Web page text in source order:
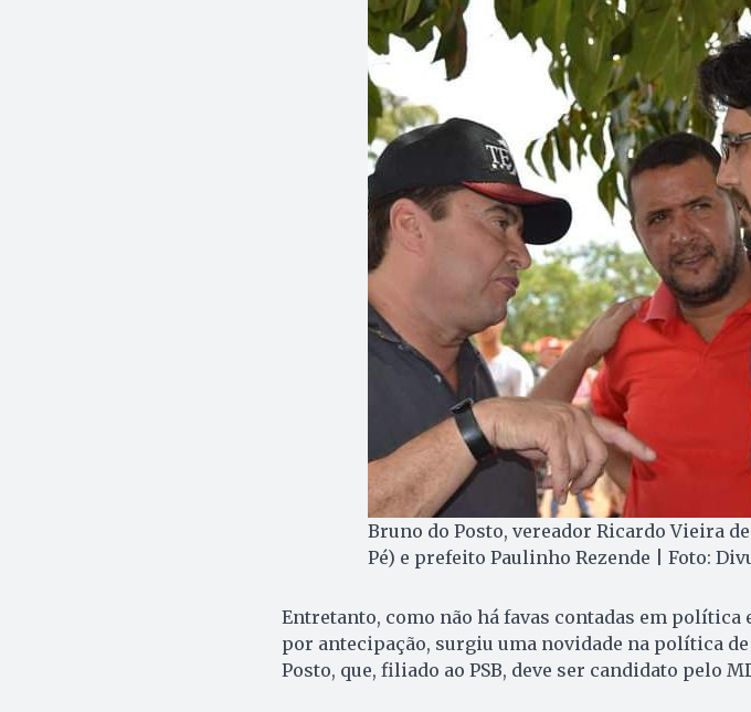
Bruno do Posto, vereador Ricardo Vieira
Pé) e prefeito Paulinho Rezende | Foto:
Entretanto, como não há favas contadas em política
por antecipação, surgiu uma novidade na política
Posto, que, filiado ao PSB, deve ser candidato pelo